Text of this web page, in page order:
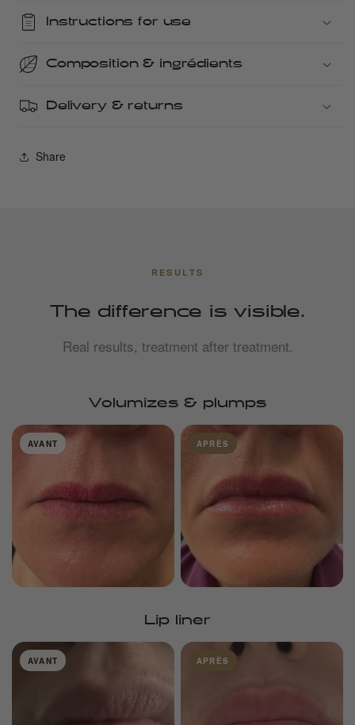
Instructions for use
Composition & ingrédients
Delivery & returns
Share
RESULTS
The difference is visible.
Real results, treatment after treatment.
Volumizes & plumps
AVANT APRÈS
Lip liner
AVANT APRÈS